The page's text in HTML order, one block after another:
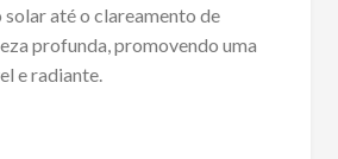
solar até o clareamento de
profunda, promovendo uma
e radiante.